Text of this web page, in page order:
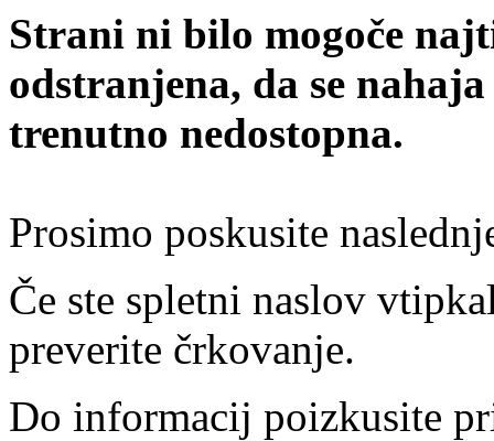
Strani ni bilo mogoče
odstranjena, da se
trenutno nedostopna.
Prosimo poskusite
Če ste spletni naslov
preverite črkovanje.
Do informacij poizkusite